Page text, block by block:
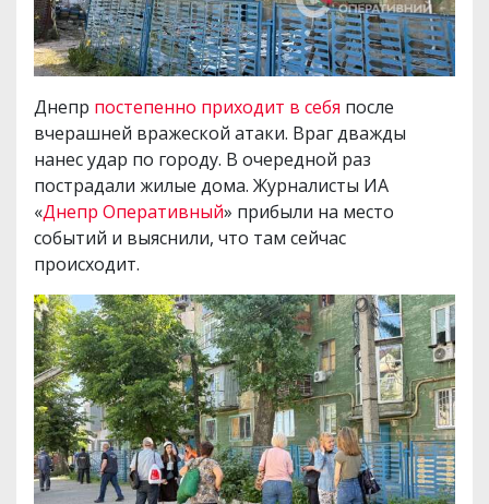
Днепр постепенно приходит в себя после
вчерашней вражеской атаки. Враг дважды
нанес удар по городу. В очередной раз
пострадали жилые дома. Журналисты ИА
«Днепр Оперативный» прибыли на место
событий и выяснили, что там сейчас
происходит.